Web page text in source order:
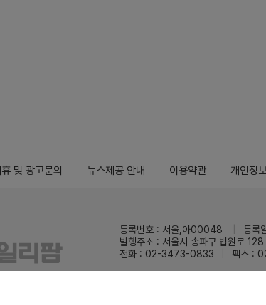
및 광고문의 뉴스제공 안내 이용약관 개인정
등록번호 : 서울,아00048 등록
발행주소 : 서울시 송파구 법원로
전화 : 02-3473-0833
팩스 :